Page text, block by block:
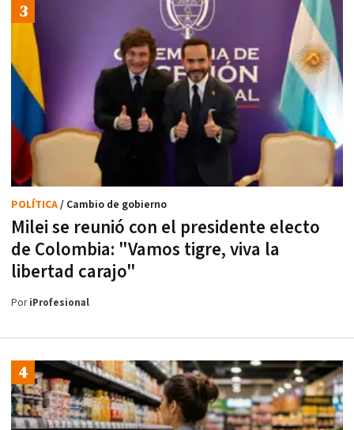
Milei se reunió con el presidente electo
de Colombia: "Vamos tigre, viva la
libertad carajo"
POLÍTICA/ Cambio de gobierno
PoriProfesional